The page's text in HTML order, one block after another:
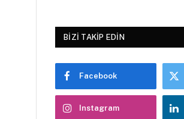
BIZI TAKIP EDIN
Facebook
Instagram